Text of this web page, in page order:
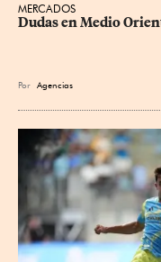
MERCADOS
Dudas en Medio
Por Agencias